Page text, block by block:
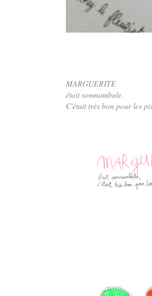
MARGUERITE
était somnambule.
C'était très bon pour les